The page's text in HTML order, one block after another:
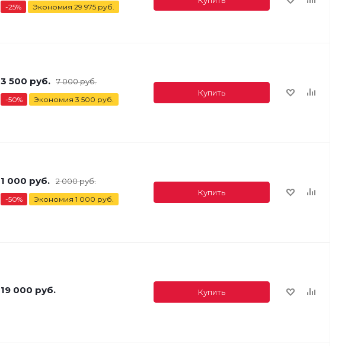
-25% Экономия 29 975 руб.
3 500 руб. 7 000руб.
-50% Экономия 3 500 руб.
Купить
1 000 руб. 2 000руб.
-50% Экономия 1 000 руб.
Купить
19 000 руб. Купить